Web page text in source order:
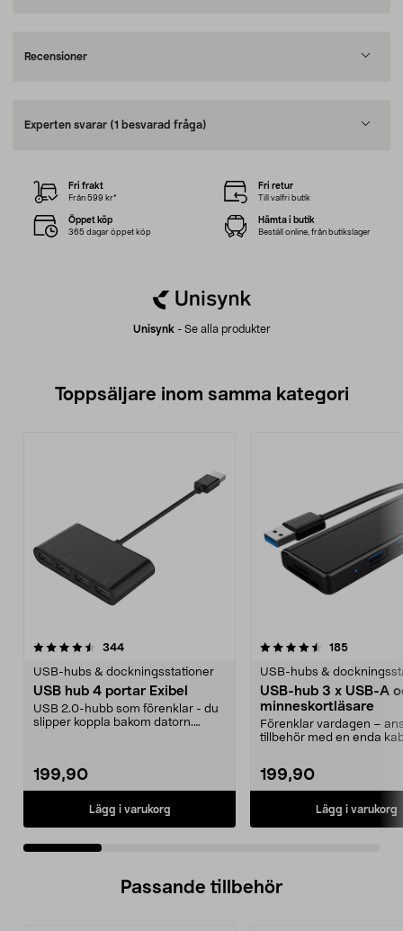
Recensioner
Experten svarar (1 besvarad fråga)
Unisynk- Se alla produkter
Fri frakt
Från 599 kr*
Fri retur
Till valfri butik
Öppet köp
365 dagar öppet köp
Hämta i butik
Beställ online, från butikslager
Toppsäljare inom samma kategori
344recensioner
USB-hubs & dockningsstationer
USB hub 4 portar Exibel
USB 2.0-hubb som förenklar - du
slipper koppla bakom datorn.
199,90
Lägg i varukorg
4.5 av 5 stjärnor 185
USB-hubs &
USB-hub 3 x USB-A
minneskortläsare
Förenklar vardagen –
tillbehör med en enda
199,90
Lägg i varukorg
4.5 av 5 stjärnor
Passande tillbehör